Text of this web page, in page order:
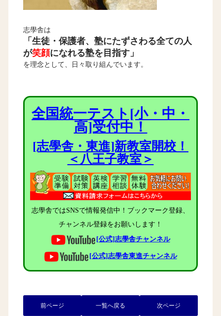
志學舎は
「生徒・保護者、塾にたずさわる全ての人
が笑顔になれる塾を目指す」
を理念として、日々取り組んでいます。
全国統一テスト[小・中・
高]受付中！
[志學舎・東進]新教室開校！
＜八王子教室＞
志學舎ではSNSで情報発信中！ブックマーク登録、
チャンネル登録をお願いします！
[公式]志學舎チャンネル
[公式]志學舎東進チャンネル
前ページ 一覧へ戻る 次ページ